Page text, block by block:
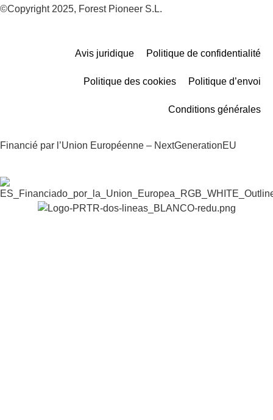
©Copyright 2025, Forest Pioneer S.L.
Avis juridique Politique de confidentialité
Politique des cookies Politique d’envoi
Conditions générales
Financié par l’Union Européenne – NextGenerationEU